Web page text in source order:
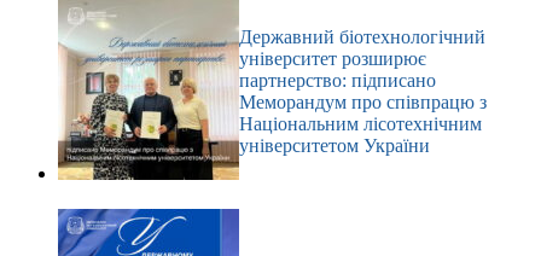
Державний біотехнологічний
університет розширює
партнерство: підписано
Меморандум про співпрацю з
Національним лісотехнічним
університетом України